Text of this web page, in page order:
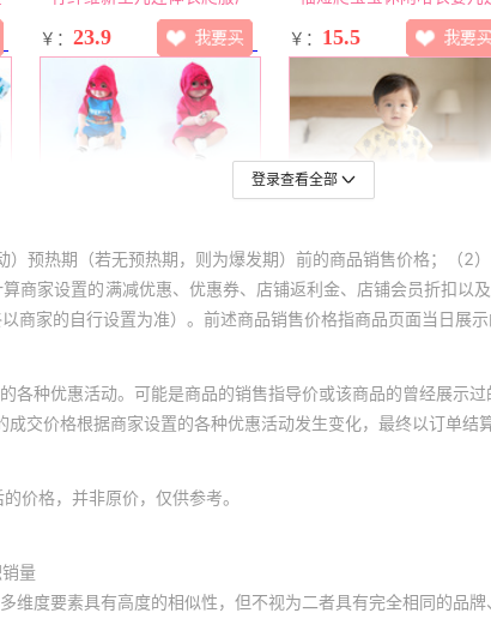
登录查看全部
预热期（若无预热期，则为爆发期）前的商品销售价格；（
商家设置的满减优惠、优惠券、店铺返利金、店铺会员折扣
家的自行设置为准）。前述商品销售价格指商品页面当日展
种优惠活动。可能是商品的销售指导价或该商品的曾经展示过
交价格根据商家设置的各种优惠活动发生变化，最终以订单结
价格，并非原价，仅供参考。
量
度要素具有高度的相似性，但不视为二者具有完全相同的品牌